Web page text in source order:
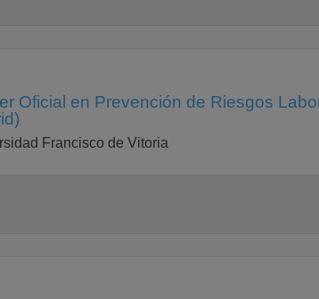
Oficial en Prevención de Riesgos
Francisco de Vitoria